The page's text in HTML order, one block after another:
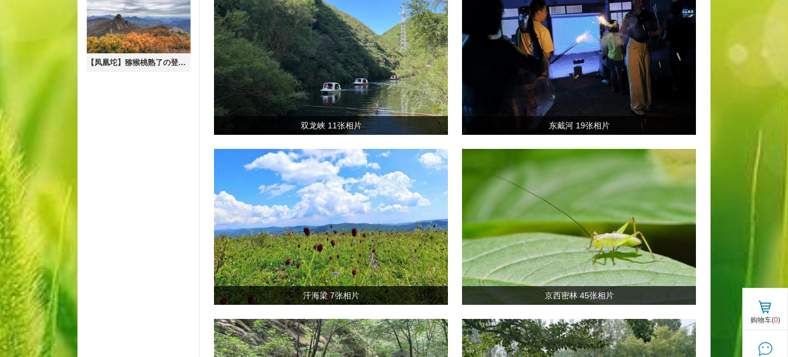
【凤凰坨】猕猴桃熟了の登天驾雾之感-杏树台-凤凰坨11公里穿越<初级>
双龙峡 11张相片 东戴河 19张相片
汗海梁 7张相片 京西密林 45张相片
购物车(0)